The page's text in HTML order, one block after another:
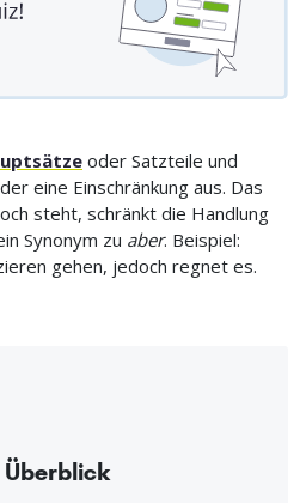
oder Satzteile und
eine Einschränkung aus. Das
steht, schränkt die Handlung
Synonym zu aber. Beispiel:
gehen, jedoch regnet es.
Überblick